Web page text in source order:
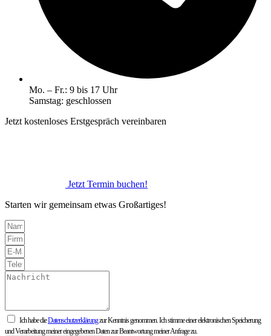
Mo. – Fr.: 9 bis 17 Uhr
Samstag: geschlossen
Jetzt kostenloses Erstgespräch vereinbaren
Jetzt Termin buchen!
Starten wir gemeinsam etwas Großartiges!
Ich habe dieDatenschutzerklärungzur Kenntnis genommen. Ich stimme einer elektronischen Speicherung
und Verarbeitung meiner eingegebenen Daten zur Beantwortung meiner Anfrage zu.